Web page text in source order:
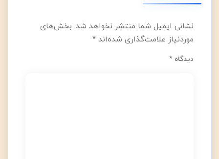
نشانی ایمیل شما منتشر نخواهد شد. بخش‌های
موردنیاز علامت‌گذاری شده‌اند*
دیدگاه*